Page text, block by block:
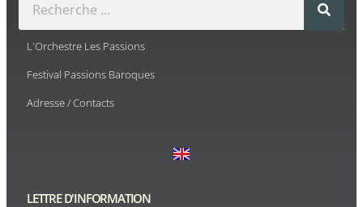
L'Orchestre Les Passions
Festival Passions Baroques
Adresse / Contacts
LETTRE D'INFORMATION